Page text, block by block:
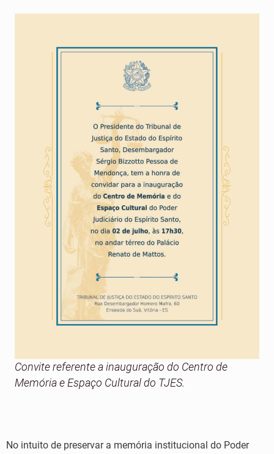
Convite referente a inauguração do Centro de
Memória e Espaço Cultural do TJES.
No intuito de preservar a memória institucional do Poder